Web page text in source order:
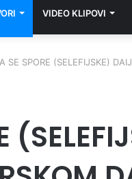
VIDEO KLIPOVI
SE SPORE (SELEFIJSKE)